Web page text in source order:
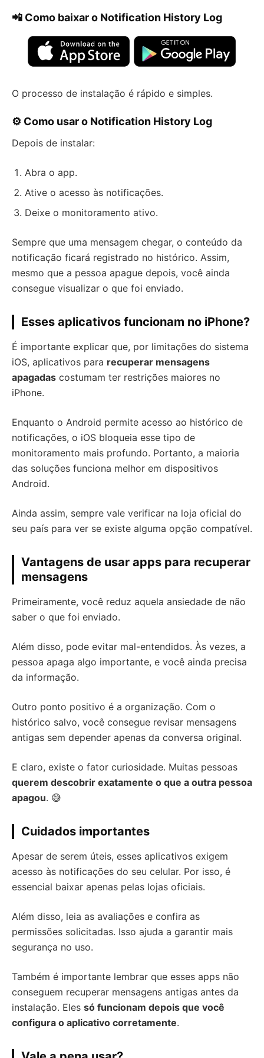
📲 Como baixar o Notification History Log
O processo de instalação é rápido e simples.
⚙️ Como usar o Notification History Log
Depois de instalar:
Abra o app.
Ative o acesso às notificações.
Deixe o monitoramento ativo.
Sempre que uma mensagem chegar, o conteúdo da
notificação ficará registrado no histórico. Assim,
mesmo que a pessoa apague depois, você ainda
consegue visualizar o que foi enviado.
Esses aplicativos funcionam no iPhone?
É importante explicar que, por limitações do sistema
iOS, aplicativos para recuperar mensagens
apagadas costumam ter restrições maiores no
iPhone.
Enquanto o Android permite acesso ao histórico de
notificações, o iOS bloqueia esse tipo de
monitoramento mais profundo. Portanto, a maioria
das soluções funciona melhor em dispositivos
Android.
Ainda assim, sempre vale verificar na loja oficial do
seu país para ver se existe alguma opção compatível.
Vantagens de usar apps para recuperar
mensagens
Primeiramente, você reduz aquela ansiedade de não
saber o que foi enviado.
Além disso, pode evitar mal-entendidos. Às vezes, a
pessoa apaga algo importante, e você ainda precisa
da informação.
Outro ponto positivo é a organização. Com o
histórico salvo, você consegue revisar mensagens
antigas sem depender apenas da conversa original.
E claro, existe o fator curiosidade. Muitas pessoas
querem descobrir exatamente o que a outra pessoa
apagou. 😅
Cuidados importantes
Apesar de serem úteis, esses aplicativos exigem
acesso às notificações do seu celular. Por isso, é
essencial baixar apenas pelas lojas oficiais.
Além disso, leia as avaliações e confira as
permissões solicitadas. Isso ajuda a garantir mais
segurança no uso.
Também é importante lembrar que esses apps não
conseguem recuperar mensagens antigas antes da
instalação. Eles só funcionam depois que você
configura o aplicativo corretamente.